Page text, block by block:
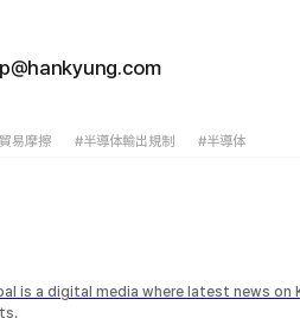
易摩擦 #半導体輸出規制 #半導体
is a digital media where latest news on